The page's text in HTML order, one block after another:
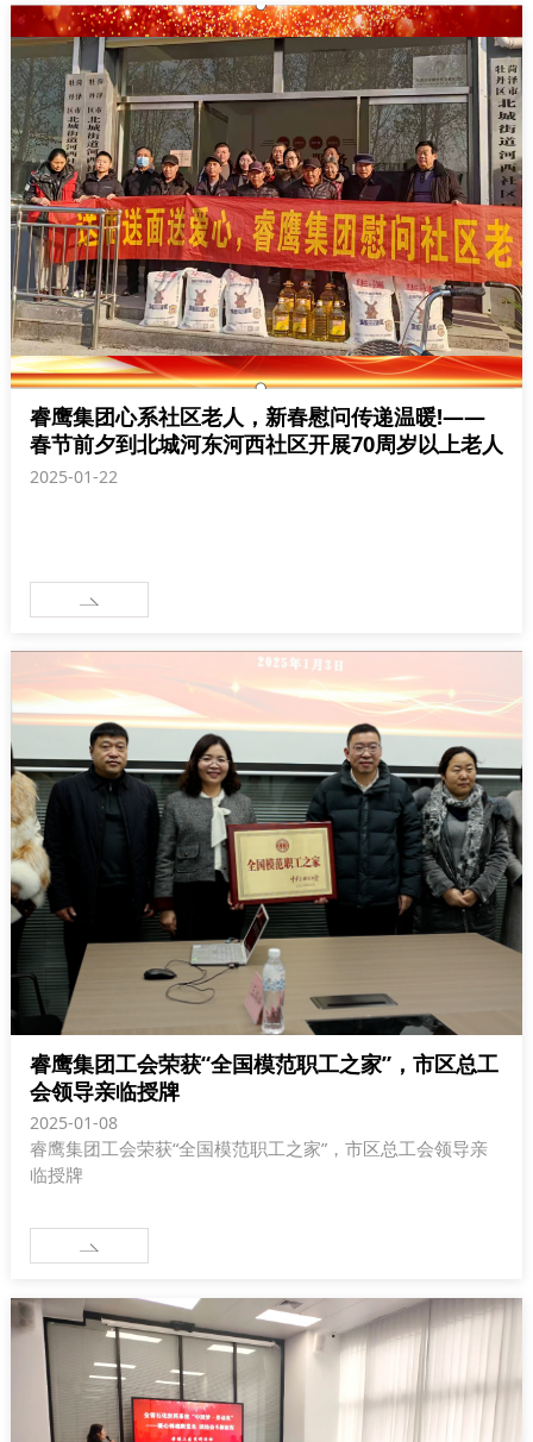
睿鹰集团心系社区老人，新春慰问传递温暖!——
春节前夕到北城河东河西社区开展70周岁以上老人
春节慰问活动
2025-01-22
睿鹰集团工会荣获“全国模范职工之家”，市区总工
会领导亲临授牌
2025-01-08
睿鹰集团工会荣获“全国模范职工之家”，市区总工会领导亲
临授牌